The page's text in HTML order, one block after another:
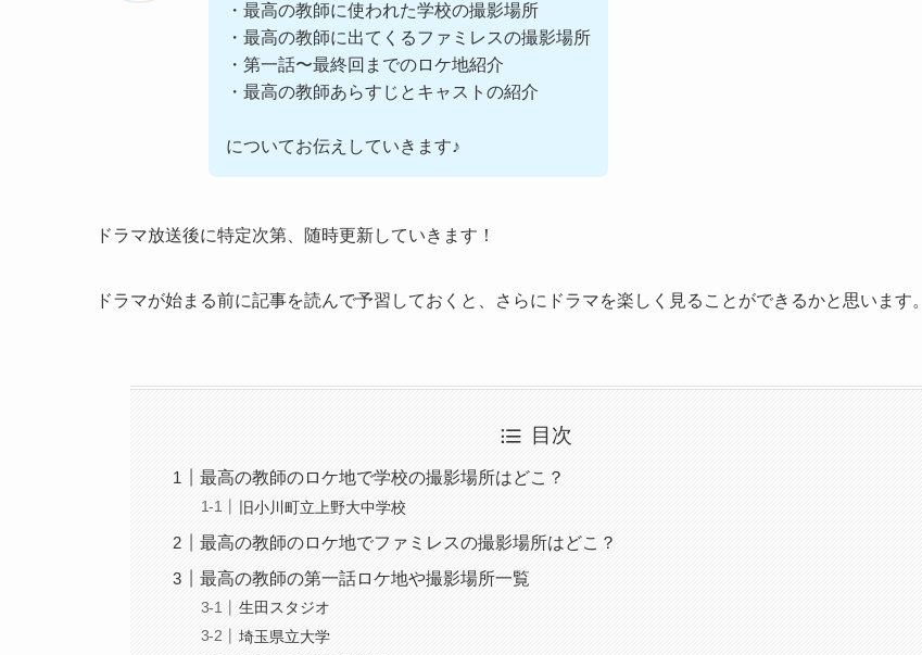
・最高の教師に使われた学校の撮影場所
・最高の教師に出てくるファミレスの撮影場所
・第一話〜最終回までのロケ地紹介
・最高の教師あらすじとキャストの紹介
についてお伝えしていきます♪
ドラマ放送後に特定次第、随時更新していきます！
ドラマが始まる前に記事を読んで予習しておくと、さらにドラマを楽しく見ることができるかと思います。
目次
最高の教師のロケ地で学校の撮影場所はどこ？
旧小川町立上野大中学校
最高の教師のロケ地でファミレスの撮影場所はどこ？
最高の教師の第一話ロケ地や撮影場所一覧
生田スタジオ
埼玉県立大学